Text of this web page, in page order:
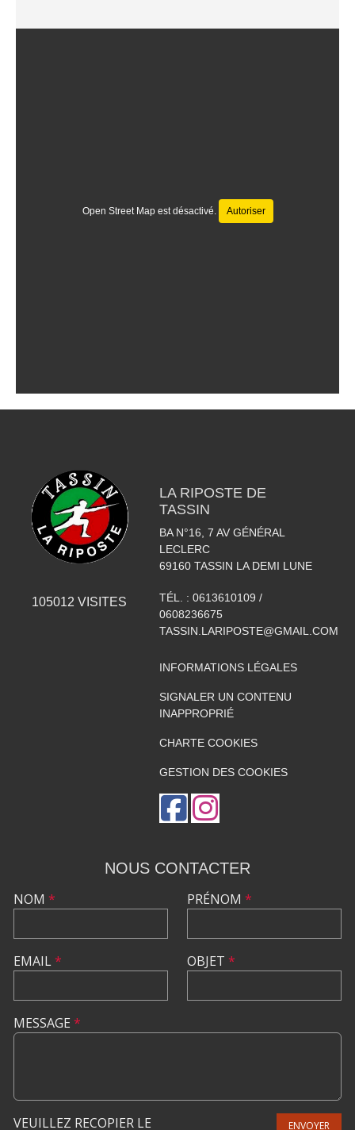
Open Street Map est désactivé. Autoriser
105012 VISITES
LA RIPOSTE DE
TASSIN
BA N°16, 7 AV GÉNÉRAL
LECLERC
69160 TASSIN LA DEMI LUNE
TÉL. : 0613610109 /
0608236675
TASSIN.LARIPOSTE@GMAIL.COM
INFORMATIONS LÉGALES
SIGNALER UN CONTENU
INAPPROPRIÉ
CHARTE COOKIES
GESTION DES COOKIES
NOUS CONTACTER
NOM *
EMAIL*
PRÉNOM *
OBJET *
MESSAGE *
VEUILLEZ RECOPIER LE ENVOYER